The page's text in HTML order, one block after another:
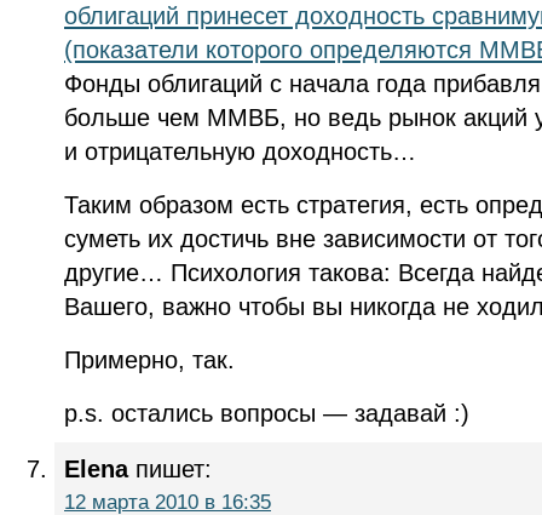
облигаций принесет доходность
(показатели которого определяются
Фонды облигаций с начала года
больше чем ММВБ, но ведь рынок акций
и отрицательную доходность…
Таким образом есть стратегия, есть
суметь их достичь вне зависимости от
другие… Психология такова: Всегда
Вашего, важно чтобы вы никогда не
Примерно, так.
p.s. остались вопросы — задавай :)
Elenaпишет:
12 марта 2010 в 16:35